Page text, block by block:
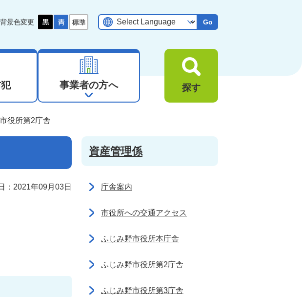
背景色変更 Go
事業者の方へ 探す
役所第2庁舎
：2021年09月03日
資産管理係
庁舎案内
市役所への交通アクセス
ふじみ野市役所本庁舎
ふじみ野市役所第2庁舎
ふじみ野市役所第3庁舎